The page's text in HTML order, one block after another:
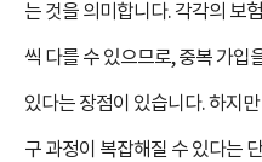
는 것을 의미합니다. 각각의 보
씩 다를 수 있으므로, 중복 가입
있다는 장점이 있습니다. 하지
구 과정이 복잡해질 수 있다는